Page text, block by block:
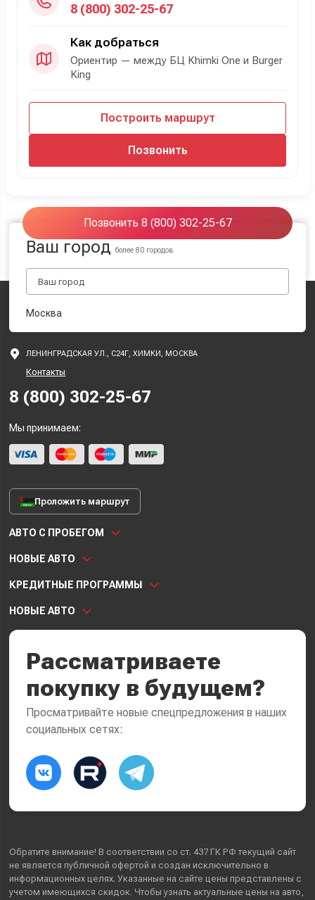
8 (800) 302-25-67
Как добраться
Ориентир — между БЦ Khimki One и Burger
King
Построить маршрут
Позвонить
Позвонить 8 (800) 302-25-67
Ваш городболее 80 городов
Москва
ЛЕНИНГРАДСКАЯ УЛ., С24Г, ХИМКИ, МОСКВА
Контакты
8 (800) 302-25-67
Мы принимаем:
Проложить маршрут
АВТО С ПРОБЕГОМ
НОВЫЕ АВТО
КРЕДИТНЫЕ ПРОГРАММЫ
НОВЫЕ АВТО
Рассматриваете
покупку в будущем?
Просматривайте новые спецпредложения в наших
социальных сетях:
Обратите внимание! В соответствии со ст. 437 ГК РФ текущий сайт
не является публичной офертой и создан исключительно в
информационных целях. Указанные на сайте цены представлены с
учетом имеющихся скидок. Чтобы узнать актуальные цены на авто,